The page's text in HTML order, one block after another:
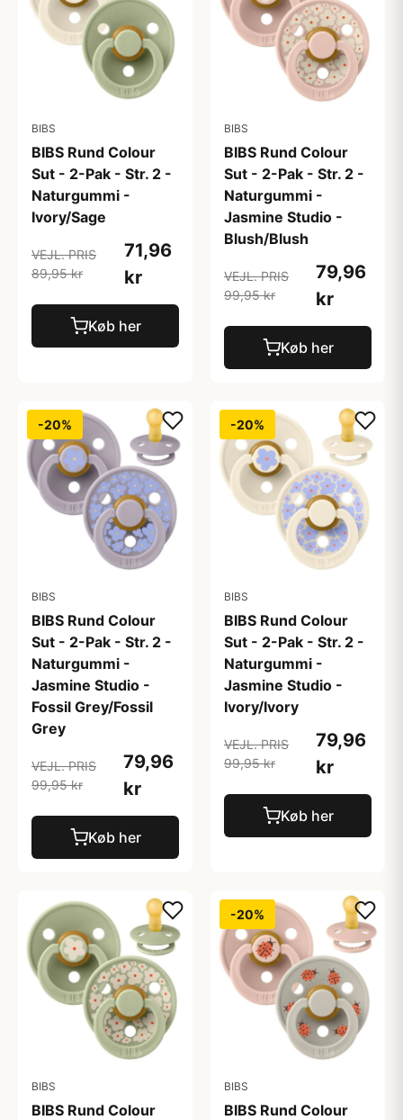
BIBS
BIBS Rund Colour
Sut - 2-Pak - Str. 2 -
Naturgummi -
Ivory/Sage
VEJL. PRIS
89,95 kr
71,96
kr
Køb her
BIBS
BIBS Rund Colour
Sut - 2-Pak - Str. 2 -
Naturgummi -
Jasmine Studio -
Blush/Blush
VEJL. PRIS
99,95 kr
79,96
kr
Køb her
-20%
BIBS
BIBS Rund Colour
Sut - 2-Pak - Str. 2 -
Naturgummi -
Jasmine Studio -
Fossil Grey/Fossil
Grey
VEJL. PRIS
99,95 kr
79,96
kr
Køb her
-20%
BIBS
BIBS Rund Colour
Sut - 2-Pak - Str. 2 -
Naturgummi -
Jasmine Studio -
Ivory/Ivory
VEJL. PRIS
99,95 kr
79,96
kr
Køb her
BIBS
BIBS Rund Colour
-20%
BIBS
BIBS Rund Colour